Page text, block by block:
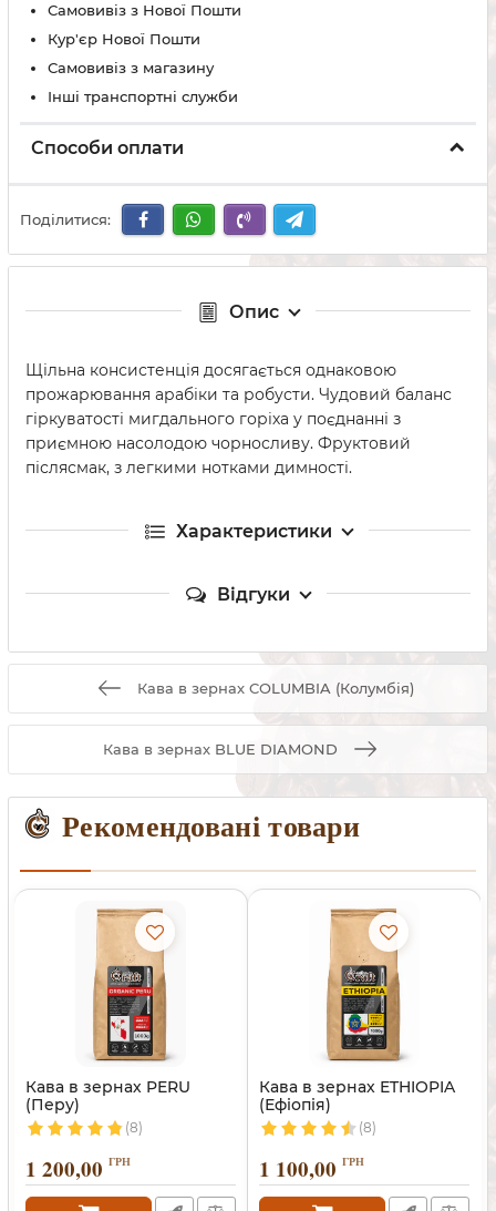
Самовивіз з Нової Пошти
Кур'єр Нової Пошти
Самовивіз з магазину
Інші транспортні служби
Способи оплати
Поділитися:
Опис
Щільна консистенція досягається однаковою
прожарювання арабіки та робусти. Чудовий баланс
гіркуватості мигдального горіха у поєднанні з
приємною насолодою чорносливу. Фруктовий
післясмак, з легкими нотками димності.
Характеристики
Відгуки
Кава в зернах COLUMBIA (Колумбія)
Кава в зернах BLUE DIAMOND
Рекомендовані товари
Кава в зернах PERU
(Перу)
(8)
1 200,00 ГРН
Кава в зернах ETHIOPIA
(Ефіопія)
(8)
1 100,00 ГРН